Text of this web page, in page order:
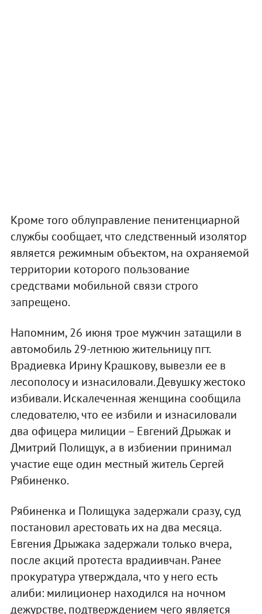
Кроме того облуправление пенитенциарной
службы сообщает, что следственный изолятор
является режимным объектом, на охраняемой
территории которого пользование
средствами мобильной связи строго
запрещено.
Напомним, 26 июня трое мужчин затащили в
автомобиль 29-летнюю жительницу пгт.
Врадиевка Ирину Крашкову, вывезли ее в
лесополосу и изнасиловали. Девушку жестоко
избивали. Искалеченная женщина сообщила
следователю, что ее избили и изнасиловали
два офицера милиции – Евгений Дрыжак и
Дмитрий Полищук, а в избиении принимал
участие еще один местный житель Сергей
Рябиненко.
Рябиненка и Полищука задержали сразу, суд
постановил арестовать их на два месяца.
Евгения Дрыжака задержали только вчера,
после акций протеста врадиивчан. Ранее
прокуратура утверждала, что у него есть
алиби: милиционер находился на ночном
дежурстве, подтверждением чего является